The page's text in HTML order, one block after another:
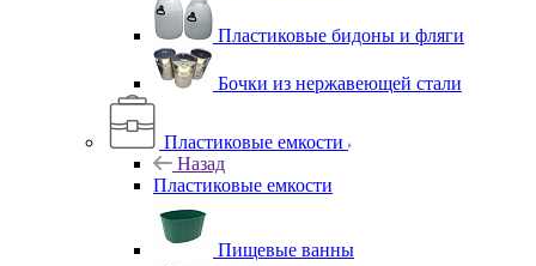
Пластиковые бидоны и фляги
Бочки из нержавеющей стали
Пластиковые емкости
Назад
Пластиковые емкости
Пищевые ванны